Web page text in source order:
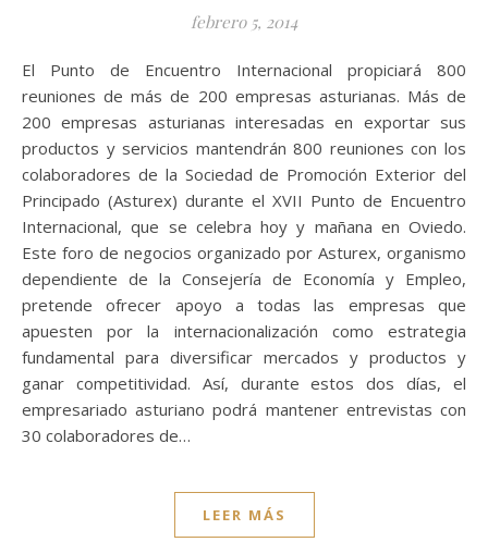
febrero 5, 2014
El Punto de Encuentro Internacional propiciará 800
reuniones de más de 200 empresas asturianas. Más de
200 empresas asturianas interesadas en exportar sus
productos y servicios mantendrán 800 reuniones con los
colaboradores de la Sociedad de Promoción Exterior del
Principado (Asturex) durante el XVII Punto de Encuentro
Internacional, que se celebra hoy y mañana en Oviedo.
Este foro de negocios organizado por Asturex, organismo
dependiente de la Consejería de Economía y Empleo,
pretende ofrecer apoyo a todas las empresas que
apuesten por la internacionalización como estrategia
fundamental para diversificar mercados y productos y
ganar competitividad. Así, durante estos dos días, el
empresariado asturiano podrá mantener entrevistas con
30 colaboradores de…
LEER MÁS